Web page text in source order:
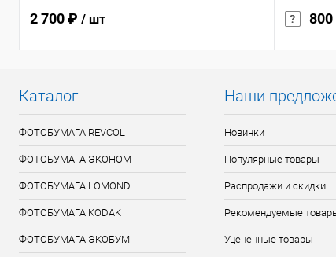
2 700 ₽ / шт
Каталог
ФОТОБУМАГА REVCOL
ФОТОБУМАГА ЭКОНОМ
ФОТОБУМАГА LOMOND
ФОТОБУМАГА KODAK
ФОТОБУМАГА ЭКОБУМ
Наши
Новинки
Популярные товары
Распродажи и скидки
Рекомендуемые
Уцененные товары